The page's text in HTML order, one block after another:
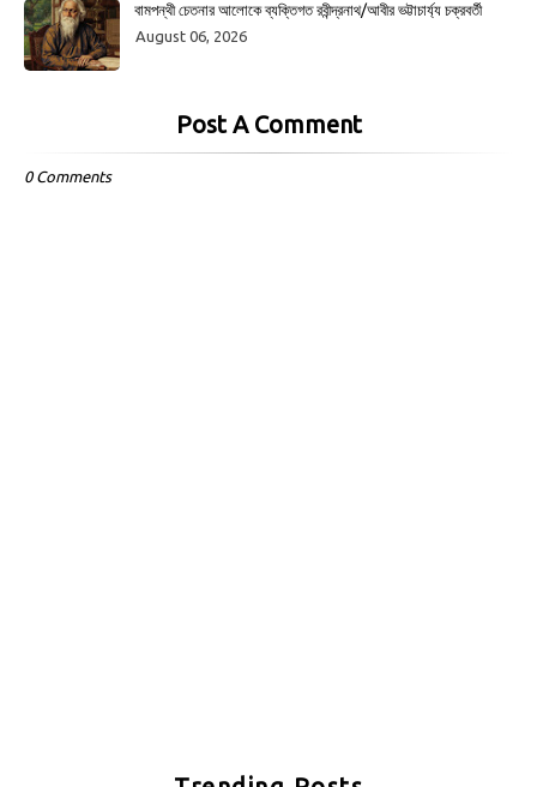
বামপন্থী চেতনার আলোকে ব্যক্তিগত রবীন্দ্রনাথ/আবীর ভট্টাচার্য্য চক্রবর্তী
August 06, 2026
Post A Comment
0 Comments